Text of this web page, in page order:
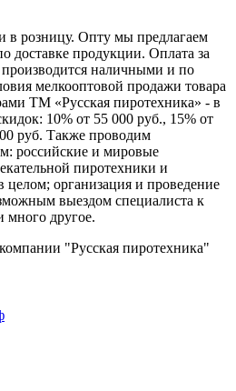
в розницу. Опту мы предлагаем
доставке продукции. Оплата за
наличными и по
мелкооптовой продажи товара
ТМ «Русская пиротехника» - в
10% от 55 000 руб., 15% от
руб. Также проводим
российские и мировые
пиротехники и
целом; организация и проведение
выездом специалиста к
много другое.